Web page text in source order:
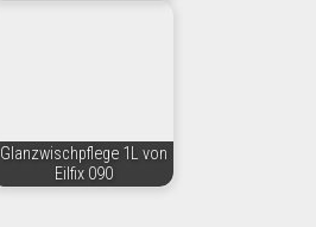
Glanzwischpflege 1L von
Eilfix 090